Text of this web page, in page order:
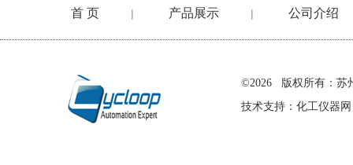
首 页 | 产品展示 | 公司介绍
©2026 版权所有：苏
技术支持： 化工仪器网